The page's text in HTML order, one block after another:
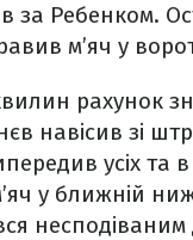
за Ребенком.
м’яч у
рахунок
навісив зі
усіх та в
у ближній
несподіваним